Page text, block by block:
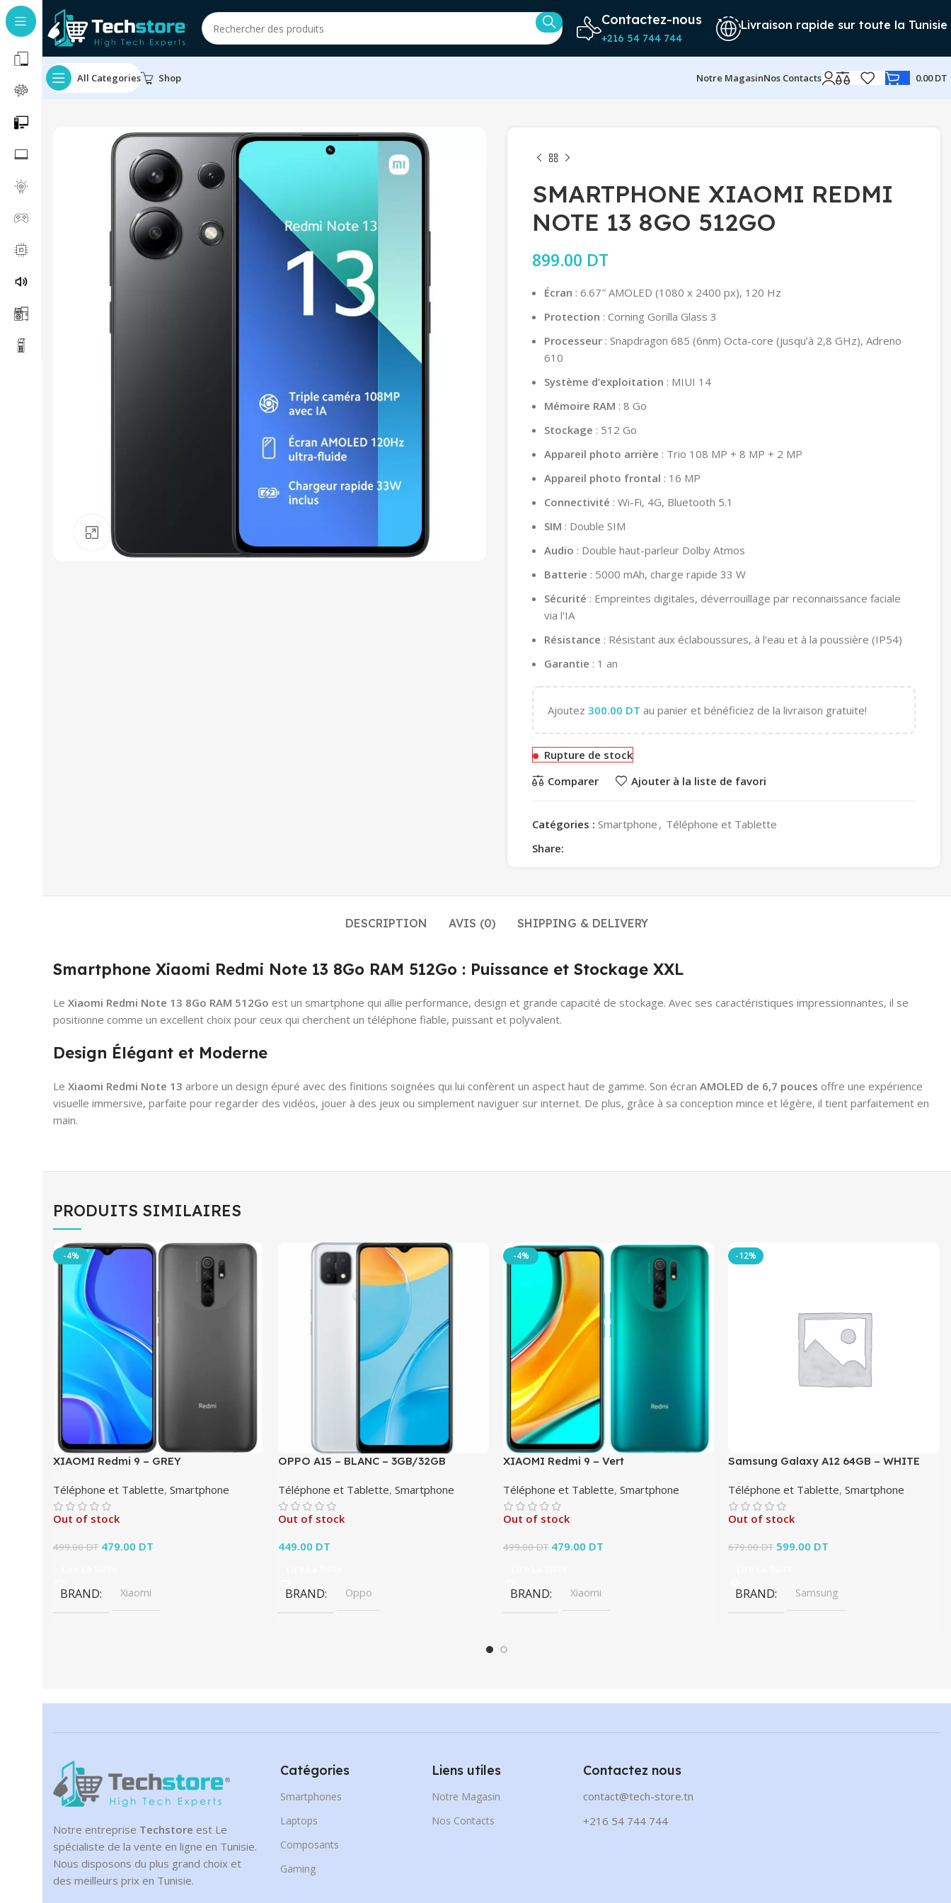
Contactez-nous
+216 54 744 744
Livraison rapide sur toute la Tunisie
All Categories Shop Notre MagasinNos Contacts 0.00DT
Click to enlarge
SMARTPHONE XIAOMI REDMI
NOTE 13 8GO 512GO
899.00 DT
Écran : 6.67″ AMOLED (1080 x 2400 px), 120 Hz
Protection : Corning Gorilla Glass 3
Processeur : Snapdragon 685 (6nm) Octa-core (jusqu’à 2,8 GHz), Adreno
610
Système d’exploitation : MIUI 14
Mémoire RAM : 8 Go
Stockage : 512 Go
Appareil photo arrière : Trio 108 MP + 8 MP + 2 MP
Appareil photo frontal : 16 MP
Connectivité : Wi-Fi, 4G, Bluetooth 5.1
SIM : Double SIM
Audio : Double haut-parleur Dolby Atmos
Batterie : 5000 mAh, charge rapide 33 W
Sécurité : Empreintes digitales, déverrouillage par reconnaissance faciale
via l’IA
Résistance : Résistant aux éclaboussures, à l’eau et à la poussière (IP54)
Garantie : 1 an
Ajoutez 300.00 DT au panier et bénéficiez de la livraison gratuite!
Rupture de stock
Comparer
Ajouter à la liste de favori
Catégories : Smartphone , Téléphone et Tablette
Share:
DESCRIPTION AVIS (0) SHIPPING & DELIVERY
Smartphone Xiaomi Redmi Note 13 8Go RAM 512Go : Puissance et Stockage XXL
Le Xiaomi Redmi Note 13 8Go RAM 512Go est un smartphone qui allie performance, design et grande capacité de stockage. Avec ses caractéristiques impressionnantes, il se
positionne comme un excellent choix pour ceux qui cherchent un téléphone fiable, puissant et polyvalent.
Design Élégant et Moderne
Le Xiaomi Redmi Note 13 arbore un design épuré avec des finitions soignées qui lui confèrent un aspect haut de gamme. Son écran AMOLED de 6,7 pouces offre une expérience
visuelle immersive, parfaite pour regarder des vidéos, jouer à des jeux ou simplement naviguer sur internet. De plus, grâce à sa conception mince et légère, il tient parfaitement en
main.
PRODUITS SIMILAIRES
-4%
XIAOMI Redmi 9 – GREY
Téléphone et Tablette, Smartphone
Out of stock
499.00DT Le prix initial était : 499.00 DT.
479.00 DT
BRAND Xiaomi
OPPO A15 – BLANC – 3GB/32GB
Téléphone et Tablette,Smartphone
Out of stock
449.00 DT
BRAND Oppo
-4%
XIAOMI Redmi 9 – Vert
Téléphone et Tablette,Smartphone
Out of stock
499.00DT Le prix initial était : 499.00 DT.
479.00 DT
BRAND Xiaomi
-12%
Samsung Galaxy A12 64GB – WHITE
Téléphone et Tablette,Smartphone
Out of stock
679.00DT Le prix initial était : 679.00 DT.
599.00 DT
BRAND Samsung
Notre entreprise Techstore est Le
spécialiste de la vente en ligne en Tunisie.
Nous disposons du plus grand choix et
des meilleurs prix en Tunisie.
Catégories
Smartphones
Laptops
Composants
Gaming
Liens utiles
Notre Magasin
Nos Contacts
Contactez nous
contact@tech-store.tn
+216 54 744 744